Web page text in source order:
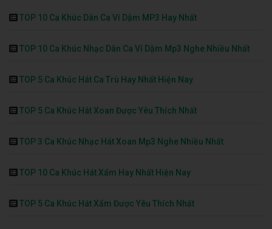
TOP 10 Ca Khúc Dân Ca Ví Dặm MP3 Hay Nhất
TOP 10 Ca Khúc Nhạc Dân Ca Ví Dặm Mp3 Nghe Nhiều Nhất
TOP 5 Ca Khúc Hát Ca Trù Hay Nhất Hiện Nay
TOP 5 Ca Khúc Hát Xoan Được Yêu Thích Nhất
TOP 3 Ca Khúc Nhạc Hát Xoan Mp3 Nghe Nhiều Nhất
TOP 10 Ca Khúc Hát Xẩm Hay Nhất Hiện Nay
TOP 5 Ca Khúc Hát Xẩm Được Yêu Thích Nhất